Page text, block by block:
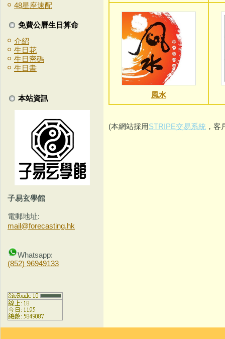
48星座速配
免費公曆生日算命
介紹
生日花
生日密碼
生日書
本站資訊
子易玄學館
電郵地址:
mail@forecasting.hk
Whatsapp:
(852) 96949133
風水
(本網站採用STRIPE交易系統 ，